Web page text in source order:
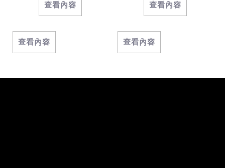
查看內容
查看內容
查看內容
查看內容